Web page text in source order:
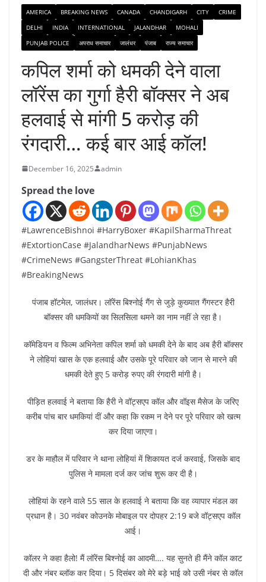
AMERICA BREAKING NEWS CANADA CHANDIGARH CITY
CRIME
DELHI
INDIA INTERNATIONAL JALANDHAR
MOHALI
PUNJAB POLICE
अपराध समाचार जालंधर पंजाब राज्य समाचार
कपिल शर्मा को धमकी देने वाला
लॉरेंस का गुर्गा हैरी बॉक्सर ने अब
हलवाई से मांगी 5 करोड़ की
रंगदारी… कई बार आई कॉल!
December 16, 2025 admin
Spread the love
#LawrenceBishnoi #HarryBoxer #KapilSharmaThreat
#ExtortionCase #JalandharNews #PunjabNews
#CrimeNews #GangsterThreat #LohianKhas
#BreakingNews
पंजाब हॉटमेल, जालंधर। लॉरेंस बिश्नोई गैंग से जुड़े कुख्यात गैंगस्टर हैरी
बॉक्सर की धमकियों का सिलसिला थमने का नाम नहीं ले रहा है।
कॉमेडियन व फिल्म अभिनेता कपिल शर्मा को धमकी देने के बाद अब हैरी बॉक्सर
ने लोहियां खास के एक हलवाई और उसके पूरे परिवार को जान से मारने की
धमकी देते हुए 5 करोड़ रुपए की रंगदारी मांगी है।
पीड़ित हलवाई ने बताया कि हैरी ने वॉट्सएप कॉल और वॉइस मैसेज के जरिए
करीब पांच बार धमकियां दीं और कहा कि रकम न देने पर पूरे परिवार को खत्म
कर दिया जाएगा।
डर के माहौल में परिवार ने थाना लोहियां में शिकायत दर्ज करवाई, जिसके बाद
पुलिस ने मामला दर्ज कर जांच शुरू कर दी है।
लोहियां के रहने वाले 55 साल के हलवाई ने बताया कि वह व्यापार मंडल का
प्रधान है। 30 नवंबर कोउनके मोबाइल पर दोपहर 2:19 बजे वॉट्सएप कॉल
आई।
कॉलर ने कहा हैलो! मैं लॉरेंस बिश्नोई का आदमी…. यह सुनते ही मैंने कॉल काट
दी और नंबर ब्लॉक कर दिया। 5 दिसंबर को मेरे बड़े भाई को उसी नंबर से कॉल